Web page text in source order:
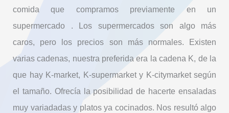
comida que compramos previamente en un
supermercado . Los supermercados son algo más
caros, pero los precios son más normales. Existen
varias cadenas, nuestra preferida era la cadena K, de la
que hay K-market, K-supermarket y K-citymarket según
el tamaño. Ofrecía la posibilidad de hacerte ensaladas
muy variadadas y platos ya cocinados. Nos resultó algo